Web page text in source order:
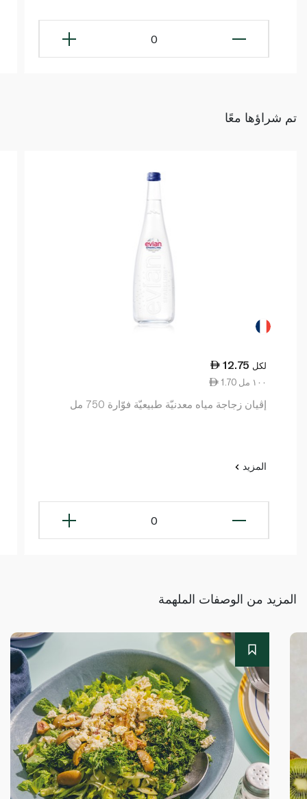
0
تم شراؤها معًا
12.75 لكل
1.70 ١٠٠ مل
إڤيان زجاجة مياه معدنيّة طبيعيّة فوّارة 750 مل
المزيد
0
المزيد من الوصفات الملهمة